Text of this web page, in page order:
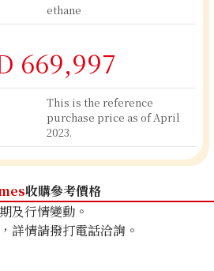
ethane
669,997
This is the reference
purchase price as of April
2023.
收購參考價格
及行情變動。
詳情請撥打電話洽詢。